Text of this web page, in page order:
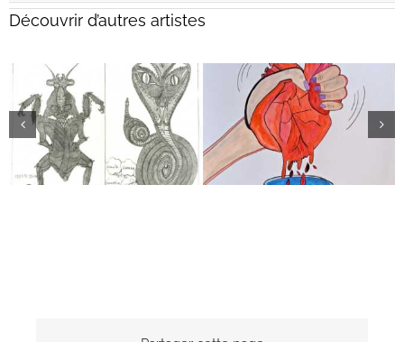
Découvrir d’autres artistes
Akio Tomita Guillaume Chocu